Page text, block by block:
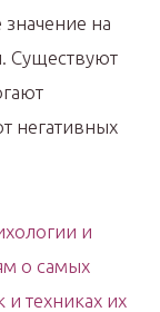
на
Существуют
негативных
и
о самых
техниках их